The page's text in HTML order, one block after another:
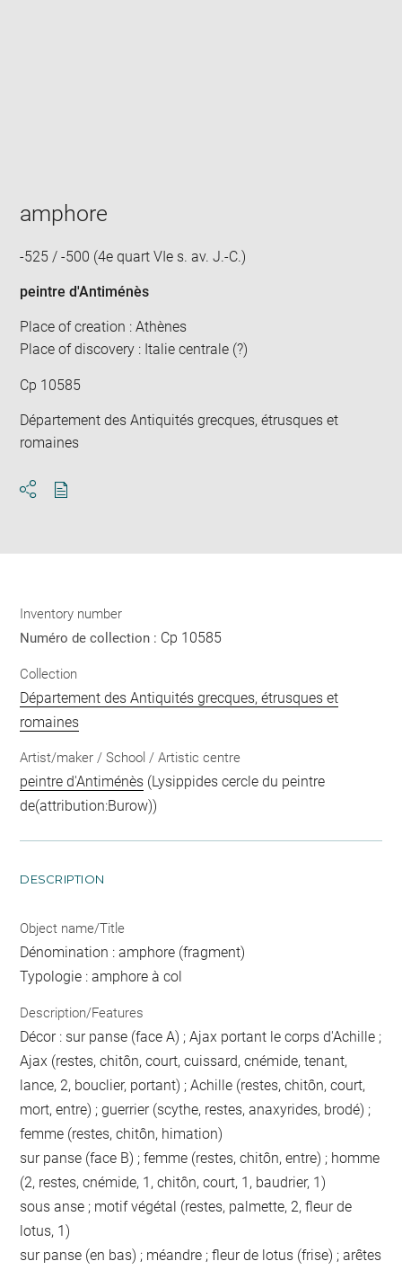
amphore
-525 / -500 (4e quart VIe s. av. J.-C.)
peintre d'Antiménès
Place of creation : Athènes
Place of discovery : Italie centrale (?)
Cp 10585
Département des Antiquités grecques, étrusques et
romaines
Inventory number
Numéro de collection : Cp 10585
Collection
Département des Antiquités grecques, étrusques et
romaines
Artist/maker / School / Artistic centre
peintre d'Antiménès (Lysippides cercle du peintre
de(attribution:Burow))
DESCRIPTION
Object name/Title
Dénomination : amphore (fragment)
Typologie : amphore à col
Description/Features
Décor : sur panse (face A) ; Ajax portant le corps d'Achille ;
Ajax (restes, chitôn, court, cuissard, cnémide, tenant,
lance, 2, bouclier, portant) ; Achille (restes, chitôn, court,
mort, entre) ; guerrier (scythe, restes, anaxyrides, brodé) ;
femme (restes, chitôn, himation)
sur panse (face B) ; femme (restes, chitôn, entre) ; homme
(2, restes, cnémide, 1, chitôn, court, 1, baudrier, 1)
sous anse ; motif végétal (restes, palmette, 2, fleur de
lotus, 1)
sur panse (en bas) ; méandre ; fleur de lotus (frise) ; arêtes